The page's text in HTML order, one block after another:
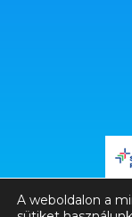
A weboldalon a